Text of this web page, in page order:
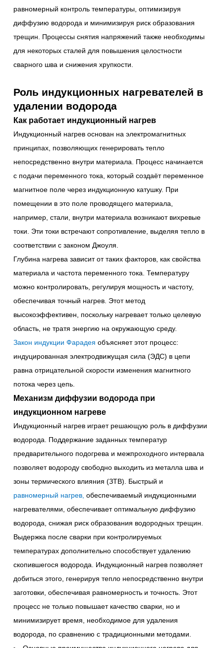
равномерный контроль температуры, оптимизируя
диффузию водорода и минимизируя риск образования
трещин. Процессы снятия напряжений также необходимы
для некоторых сталей для повышения целостности
сварного шва и снижения хрупкости.
Роль индукционных нагревателей в
удалении водорода
Как работает индукционный нагрев
Индукционный нагрев основан на электромагнитных
принципах, позволяющих генерировать тепло
непосредственно внутри материала. Процесс начинается
с подачи переменного тока, который создаёт переменное
магнитное поле через индукционную катушку. При
помещении в это поле проводящего материала,
например, стали, внутри материала возникают вихревые
токи. Эти токи встречают сопротивление, выделяя тепло в
соответствии с законом Джоуля.
Глубина нагрева зависит от таких факторов, как свойства
материала и частота переменного тока. Температуру
можно контролировать, регулируя мощность и частоту,
обеспечивая точный нагрев. Этот метод
высокоэффективен, поскольку нагревает только целевую
область, не тратя энергию на окружающую среду.
Закон индукции Фарадея объясняет этот процесс:
индуцированная электродвижущая сила (ЭДС) в цепи
равна отрицательной скорости изменения магнитного
потока через цепь.
Механизм диффузии водорода при
индукционном нагреве
Индукционный нагрев играет решающую роль в диффузии
водорода. Поддержание заданных температур
предварительного подогрева и межпроходного интервала
позволяет водороду свободно выходить из металла шва и
зоны термического влияния (ЗТВ). Быстрый и
равномерный нагрев, обеспечиваемый индукционными
нагревателями, обеспечивает оптимальную диффузию
водорода, снижая риск образования водородных трещин.
Выдержка после сварки при контролируемых
температурах дополнительно способствует удалению
скопившегося водорода. Индукционный нагрев позволяет
добиться этого, генерируя тепло непосредственно внутри
заготовки, обеспечивая равномерность и точность. Этот
процесс не только повышает качество сварки, но и
минимизирует время, необходимое для удаления
водорода, по сравнению с традиционными методами.